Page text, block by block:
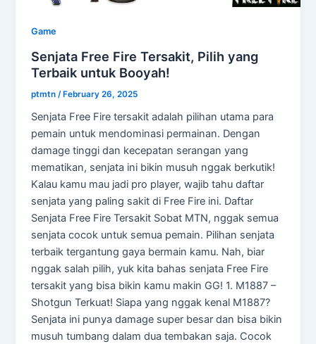
Game
Senjata Free Fire Tersakit, Pilih yang
Terbaik untuk Booyah!
ptmtn /February 26, 2025
Senjata Free Fire tersakit adalah pilihan utama para
pemain untuk mendominasi permainan. Dengan
damage tinggi dan kecepatan serangan yang
mematikan, senjata ini bikin musuh nggak berkutik!
Kalau kamu mau jadi pro player, wajib tahu daftar
senjata yang paling sakit di Free Fire ini. Daftar
Senjata Free Fire Tersakit Sobat MTN, nggak semua
senjata cocok untuk semua pemain. Pilihan senjata
terbaik tergantung gaya bermain kamu. Nah, biar
nggak salah pilih, yuk kita bahas senjata Free Fire
tersakit yang bisa bikin kamu makin GG! 1. M1887 –
Shotgun Terkuat! Siapa yang nggak kenal M1887?
Senjata ini punya damage super besar dan bisa bikin
musuh tumbang dalam dua tembakan saja. Cocok